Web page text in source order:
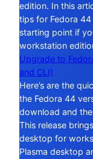
edition. In this
tips for Fedora
starting point if
workstation
Upgrade to
and CLI)
Here’s are the
the Fedora 44
download and
This release
desktop for
Plasma desktop